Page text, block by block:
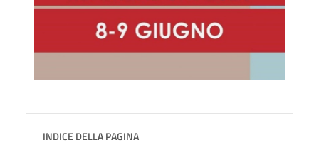
INDICE DELLA PAGINA